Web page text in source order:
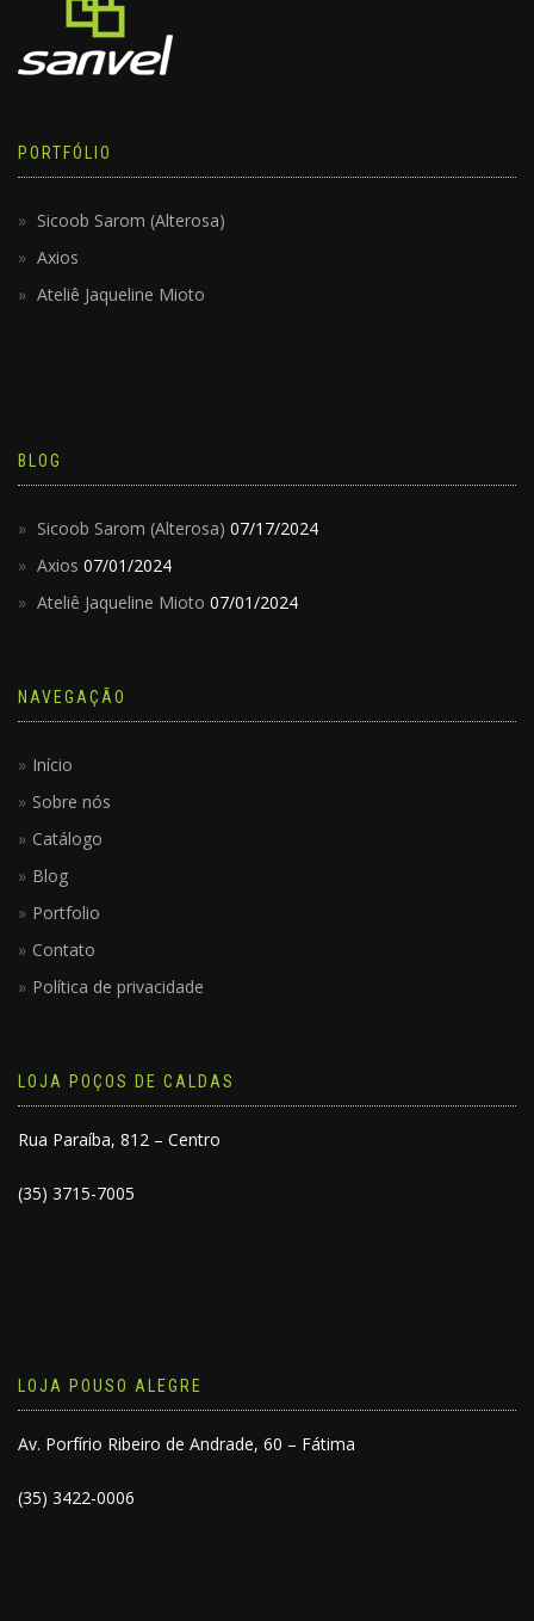
PORTFÓLIO
Sicoob Sarom (Alterosa)
Axios
Ateliê Jaqueline Mioto
BLOG
Sicoob Sarom (Alterosa) 07/17/2024
Axios 07/01/2024
Ateliê Jaqueline Mioto 07/01/2024
NAVEGAÇÃO
Início
Sobre nós
Catálogo
Blog
Portfolio
Contato
Política de privacidade
LOJA POÇOS DE CALDAS
Rua Paraíba, 812 – Centro
(35) 3715-7005
LOJA POUSO ALEGRE
Av. Porfírio Ribeiro de Andrade, 60 – Fátima
(35) 3422-0006